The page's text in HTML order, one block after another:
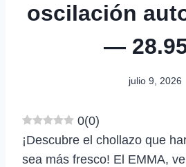
oscilación
—
julio 9, 2026
0(0)
¡Descubre el chollazo que
sea más fresco! El EMMA,